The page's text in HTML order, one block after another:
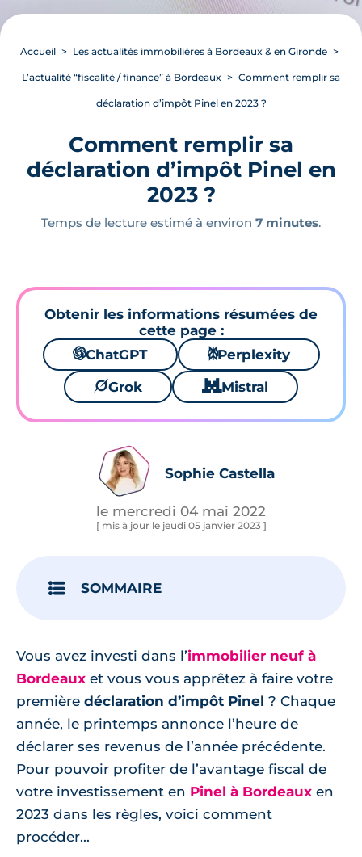
Accueil Les actualités immobilières à Bordeaux & en Gironde
L’actualité “fiscalité / finance” à Bordeaux Comment remplir sa
déclaration d’impôt Pinel en 2023 ?
Comment remplir sa
déclaration d’impôt Pinel en
2023 ?
Temps de lecture estimé à environ 7 minutes.
Obtenir les informations résumées de
cette page :
🌌ChatGPT ⚙Perplexity
🪐Grok 🐱 Mistral
Sophie Castella
le mercredi 04 mai 2022
[ mis à jour le jeudi 05 janvier 2023 ]
SOMMAIRE
Vous avez investi dans l’immobilier neuf à
Bordeaux et vous vous apprêtez à faire votre
première déclaration d’impôt Pinel ? Chaque
année, le printemps annonce l’heure de
déclarer ses revenus de l’année précédente.
Pour pouvoir profiter de l’avantage fiscal de
votre investissement en Pinel à Bordeaux en
2023 dans les règles, voici comment
procéder...